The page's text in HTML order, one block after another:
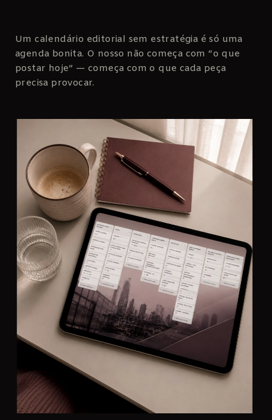
Um calendário editorial sem estratégia é só uma
agenda bonita. O nosso não começa com “o que
postar hoje” — começa com o que cada peça
precisa provocar.